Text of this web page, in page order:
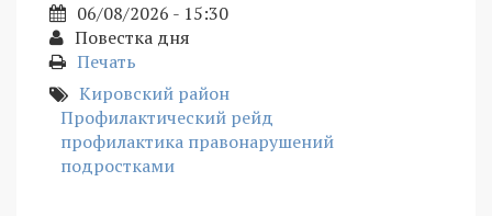
06/08/2026 - 15:30
Повестка дня
Печать
Кировский район
Профилактический рейд
профилактика правонарушений
подростками